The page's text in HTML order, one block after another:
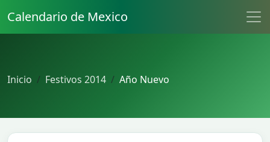
Calendario de Mexico
Inicio Festivos 2014 Año Nuevo